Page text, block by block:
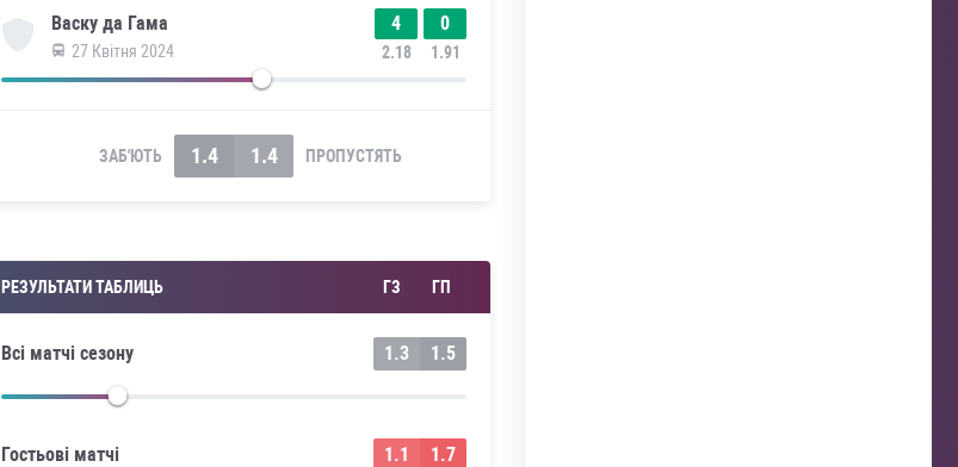
Васку да Гама
27 Квітня 2024
4
2.18
0
1.91
ЗАБ'ЮТЬ 1.4 1.4 ПРОПУСТЯТЬ
РЕЗУЛЬТАТИ ТАБЛИЦЬ ГЗ ГП
Всі матчі сезону 1.3 1.5
Гостьові матчі 1.1 1.7